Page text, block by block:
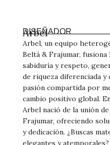
Arbel
DISEÑADOR
Arbel, un equipo
Beltá & Frajumar,
sabiduría y respeto,
de riqueza diferenciada
pasión compartida por
cambio positivo global.
Arbel nació de la unión
Frajumar, ofreciendo
y dedicación. ¿Buscas
elegantes y atemporales?